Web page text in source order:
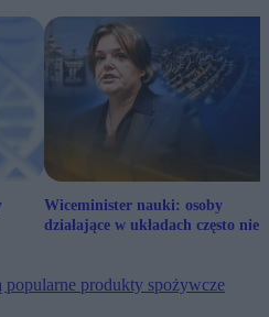
Wiceminister nauki: osoby
działające w układach często nie
produkty spożywcze